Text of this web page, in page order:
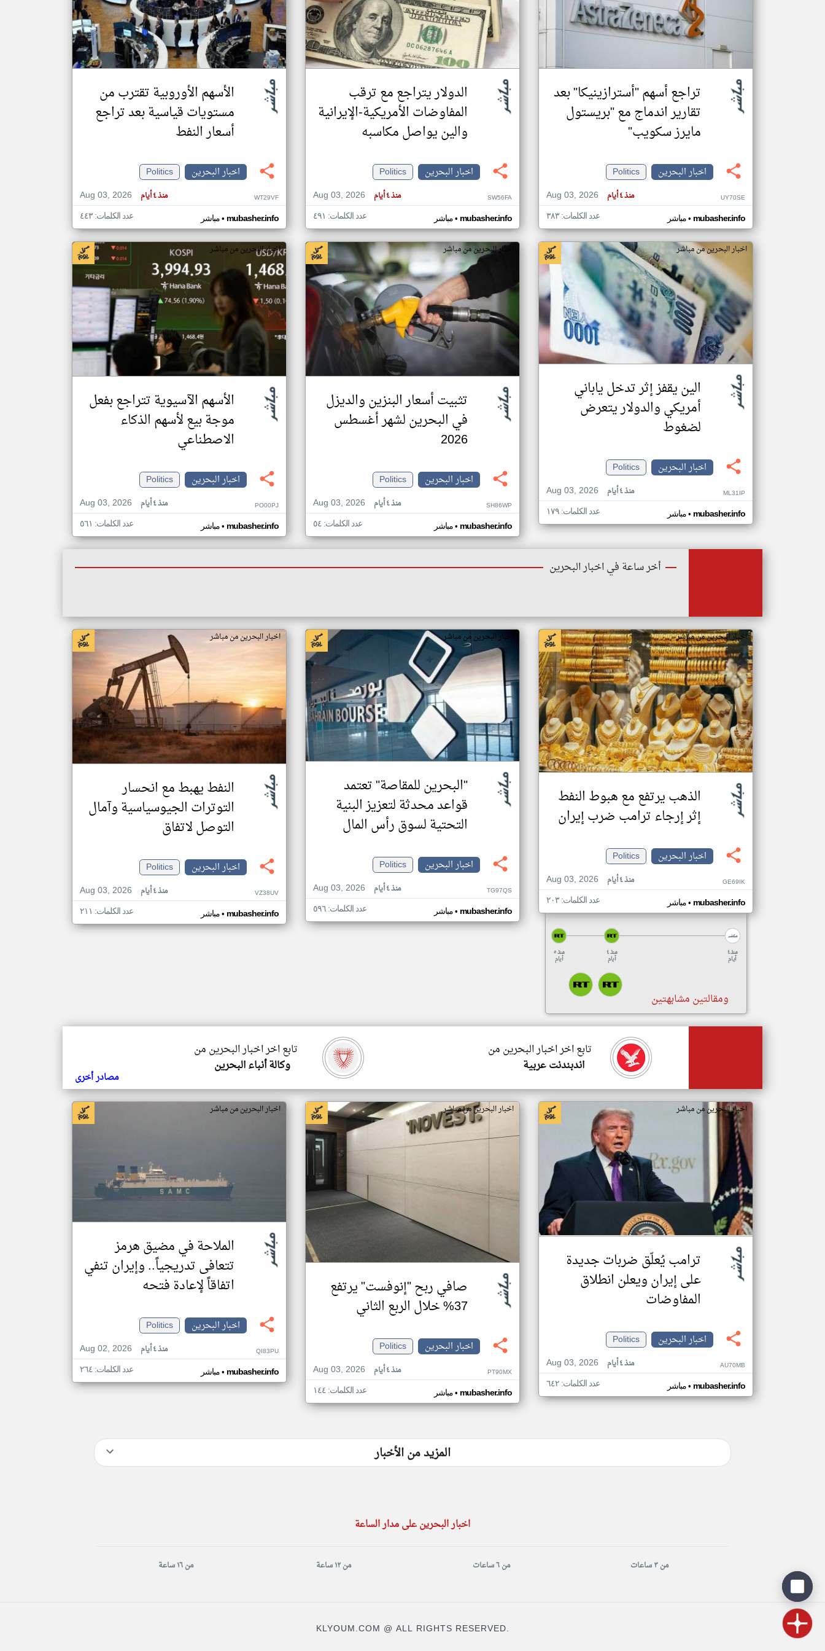
تغيير الدولة
مصادر الأخبار من البحرين
أهم اخبار البحرين العاجلة والمباشرة
تراجع أسهم "أسترازينيكا" بعد
تقارير اندماج مع "بريستول
مايرز سكويب"
اخبار البحرين
Politics
Aug 03, 2026
منذ ٤ أيام UY70SE
مباشر• mubasher.info عدد الكلمات: ٣٨٣
الدولار يتراجع مع ترقب
المفاوضات الأمريكية-الإيرانية
والين يواصل مكاسبه
اخبار البحرين
Politics
Aug 03, 2026
منذ ٤ أيام SW56FA
مباشر• mubasher.info عدد الكلمات: ٤٩١
الأسهم الأوروبية تقترب من
مستويات قياسية بعد تراجع
أسعار النفط
اخبار البحرين
Politics
Aug 03, 2026
منذ ٤ أيام WT29VF
مباشر• mubasher.info عدد الكلمات: ٤٤٣
اخبار البحرين من مباشر
الين يقفز إثر تدخل ياباني
أمريكي والدولار يتعرض
لضغوط
اخبار البحرين
Politics
Aug 03, 2026
منذ ٤ أيام ML31IP
مباشر• mubasher.info عدد الكلمات: ١٧٩
اخبار البحرين من مباشر
تثبيت أسعار البنزين والديزل
في البحرين لشهر أغسطس
2026
اخبار البحرين
Politics
Aug 03, 2026
منذ ٤ أيام SH86WP
مباشر• mubasher.info عدد الكلمات: ٥٤
اخبار البحرين من مباشر
الأسهم الآسيوية تتراجع بفعل
موجة بيع لأسهم الذكاء
الاصطناعي
اخبار البحرين
Politics
Aug 03, 2026
منذ ٤ أيام PO00PJ
مباشر• mubasher.info عدد الكلمات: ٥٦١
أخر ساعة في اخبار البحرين
اخبار البحرين من مباشر
الذهب يرتفع مع هبوط النفط
إثر إرجاء ترامب ضرب إيران
اخبار البحرين
Politics
Aug 03, 2026
منذ ٤ أيام GE69IK
مباشر• mubasher.info عدد الكلمات: ٢٠٣
منذ ٥
أيام
منذ ٤
أيام
منذ ٤
أيام
ومقالتين مشابهتين
اخبار البحرين من مباشر
"البحرين للمقاصة" تعتمد
قواعد محدثة لتعزيز البنية
التحتية لسوق رأس المال
اخبار البحرين
Politics
Aug 03, 2026
منذ ٤ أيام TG97QS
مباشر• mubasher.info عدد الكلمات: ٥٩٦
اخبار البحرين من مباشر
النفط يهبط مع انحسار
التوترات الجيوسياسية وآمال
التوصل لاتفاق
اخبار البحرين
Politics
Aug 03, 2026
منذ ٤ أيام VZ38UV
مباشر• mubasher.info عدد الكلمات: ٢١١
تابع اخر اخبار البحرين من
وكالة أنباء البحرين
تابع اخر اخبار البحرين من
اندبندنت عربية
مصادر أخرى
اخبار البحرين من مباشر
ترامب يُعلّق ضربات جديدة
على إيران ويعلن انطلاق
المفاوضات
اخبار البحرين
Politics
Aug 03, 2026
منذ ٤ أيام AU70MB
مباشر• mubasher.info عدد الكلمات: ٦٤٢
اخبار البحرين من مباشر
صافي ربح "إنوفست" يرتفع
37% خلال الربع الثاني
اخبار البحرين
Politics
Aug 03, 2026
منذ ٤ أيام PT90MX
مباشر• mubasher.info عدد الكلمات: ١٤٤
اخبار البحرين من مباشر
الملاحة في مضيق هرمز
تتعافى تدريجياً.. وإيران تنفي
اتفاقاً لإعادة فتحه
اخبار البحرين
Politics
Aug 02, 2026
منذ ٤ أيام QI83PU
مباشر• mubasher.info عدد الكلمات: ٢٦٤
المزيد من الأخبار
اخبار البحرين على مدار الساعة
من ٣ ساعات من ٦ ساعات من ١٢ ساعة من ١٦ ساعة
KLYOUM.COM @ ALL RIGHTS RESERVED.
klyoum.com